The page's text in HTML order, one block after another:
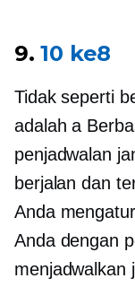
9.10 ke8
Tidak seperti
adalah a
penjadwalan
berjalan dan
Anda
Anda dengan
menjadwalkan